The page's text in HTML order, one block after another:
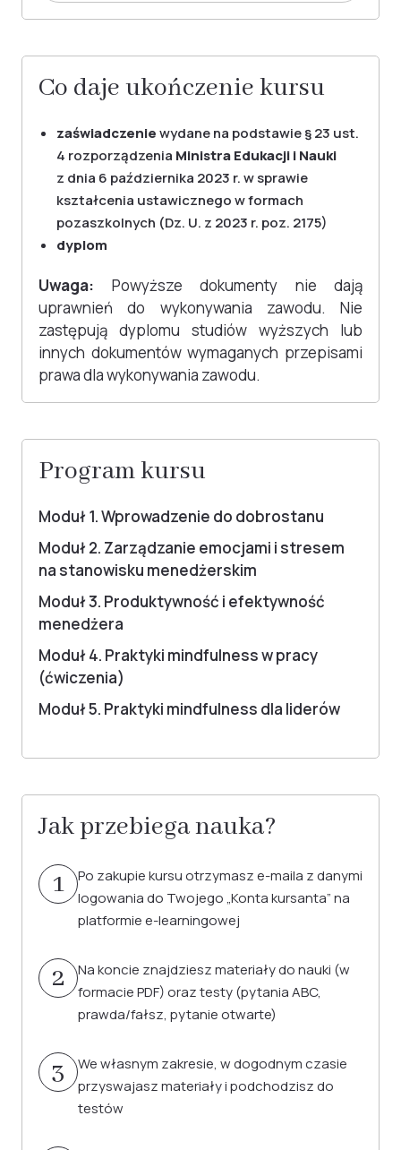
Co daje ukończenie kursu
zaświadczeniewydane na podstawie § 23 ust.
4 rozporządzenia Ministra Edukacji i Nauki
z dnia 6 października 2023 r. w sprawie
kształcenia ustawicznego w formach
pozaszkolnych (Dz. U. z 2023 r. poz. 2175)
dyplom
Uwaga: Powyższe dokumenty nie dają
uprawnień do wykonywania zawodu. Nie
zastępują dyplomu studiów wyższych lub
innych dokumentów wymaganych przepisami
prawa dla wykonywania zawodu.
Program kursu
Moduł 1. Wprowadzenie do dobrostanu
Moduł 2. Zarządzanie emocjami i stresem
na stanowisku menedżerskim
Moduł 3. Produktywność i efektywność
menedżera
Moduł 4. Praktyki mindfulness w pracy
(ćwiczenia)
Moduł 5. Praktyki mindfulness dla liderów
Jak przebiega nauka?
1
Po zakupie kursu otrzymasz e-maila z danymi
logowania do Twojego „Konta kursanta” na
platformie e-learningowej
2
Na koncie znajdziesz materiały do nauki (w
formacie PDF) oraz testy (pytania ABC,
prawda/fałsz, pytanie otwarte)
3
We własnym zakresie, w dogodnym czasie
przyswajasz materiały i podchodzisz do
testów